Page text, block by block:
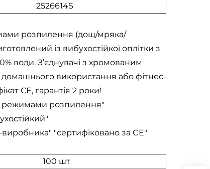
2526614S
розпилення (дощ/мряка/
із вибухостійкої оплітки з
води. З’єднувачі з хромованим
домашнього використання або фітнес-
СЕ, гарантія 2 роки!
режимами розпилення"
"сертифіковано за CE"
100 шт